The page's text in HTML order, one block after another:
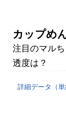
カップめ
注目のマル
透度は？
詳細データ（